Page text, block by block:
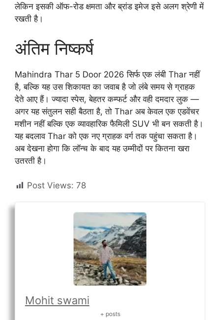
लेकिन इसकी ऑफ-रोड क्षमता और ब्रांड इमेज इसे अलग श्रेणी में
रखती है।
अंतिम निष्कर्ष
Mahindra Thar 5 Door 2026 सिर्फ एक लंबी Thar नहीं
है, बल्कि यह उस शिकायत का जवाब है जो लंबे समय से ग्राहक
देते आए हैं। ज्यादा स्पेस, बेहतर कम्फर्ट और वही दमदार लुक —
अगर यह संतुलन सही बैठता है, तो Thar अब केवल एक एडवेंचर
मशीन नहीं बल्कि एक व्यावहारिक फैमिली SUV भी बन सकती है।
यह बदलाव Thar को एक नए ग्राहक वर्ग तक पहुंचा सकता है।
अब देखना होगा कि लॉन्च के बाद यह उम्मीदों पर कितना खरा
उतरती है।
Post Views: 78
Mohit swami
+ posts